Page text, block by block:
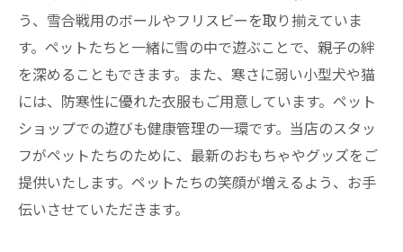
う、雪合戦用のボールやフリスビーを取り揃えていま
す。ペットたちと一緒に雪の中で遊ぶことで、親子の絆
を深めることもできます。また、寒さに弱い小型犬や猫
には、防寒性に優れた衣服もご用意しています。ペット
ショップでの遊びも健康管理の一環です。当店のスタッ
フがペットたちのために、最新のおもちゃやグッズをご
提供いたします。ペットたちの笑顔が増えるよう、お手
伝いさせていただきます。